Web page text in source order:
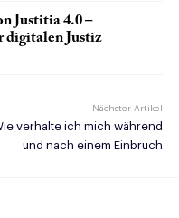
Justitia 4.0 –
digitalen Justiz
Nächster Artikel
verhalte ich mich während
und nach einem Einbruch